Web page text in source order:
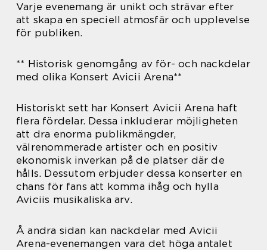
Varje evenemang är unikt och strävar efter
att skapa en speciell atmosfär och upplevelse
för publiken.
** Historisk genomgång av för- och nackdelar
med olika Konsert Avicii Arena**
Historiskt sett har Konsert Avicii Arena haft
flera fördelar. Dessa inkluderar möjligheten
att dra enorma publikmängder,
välrenommerade artister och en positiv
ekonomisk inverkan på de platser där de
hålls. Dessutom erbjuder dessa konserter en
chans för fans att komma ihåg och hylla
Aviciis musikaliska arv.
Å andra sidan kan nackdelar med Avicii
Arena-evenemangen vara det höga antalet